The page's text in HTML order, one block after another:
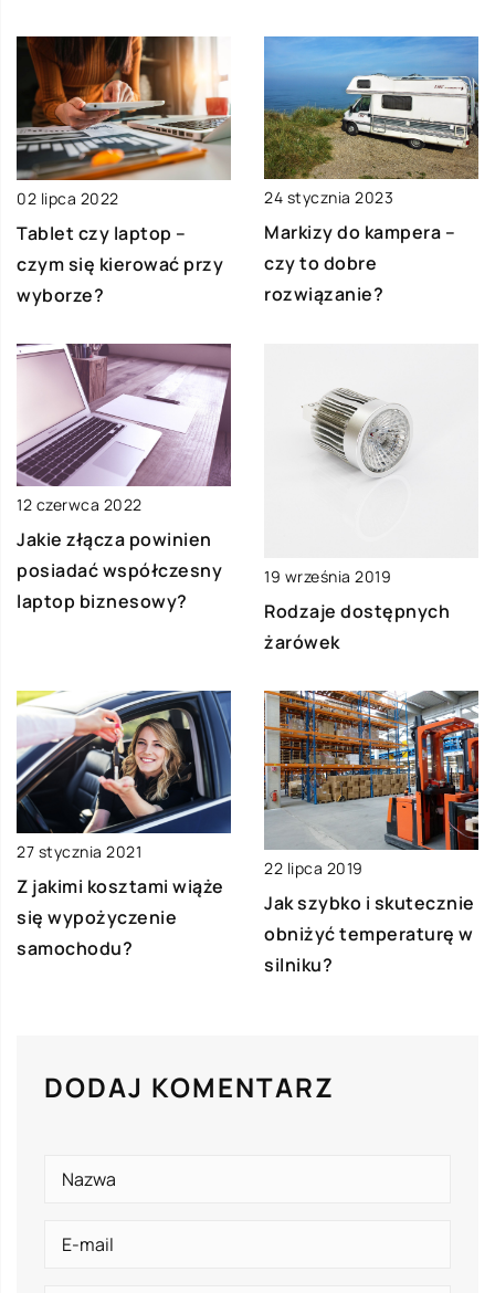
02 lipca 2022
Tablet czy laptop –
czym się kierować przy
wyborze?
24 stycznia 2023
Markizy do kampera –
czy to dobre
rozwiązanie?
12 czerwca 2022
Jakie złącza powinien
posiadać współczesny
laptop biznesowy?
19 września 2019
Rodzaje dostępnych
żarówek
27 stycznia 2021
Z jakimi kosztami wiąże
się wypożyczenie
samochodu?
22 lipca 2019
Jak szybko i skutecznie
obniżyć temperaturę w
silniku?
DODAJ KOMENTARZ